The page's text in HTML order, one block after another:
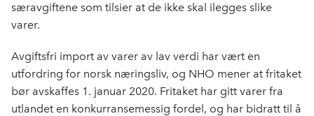
særavgiftene som tilsier at de ikke skal ilegges slike
varer.
Avgiftsfri import av varer av lav verdi har vært en
utfordring for norsk næringsliv, og NHO mener at fritaket
bør avskaffes 1. januar 2020. Fritaket har gitt varer fra
utlandet en konkurransemessig fordel, og har bidratt til å